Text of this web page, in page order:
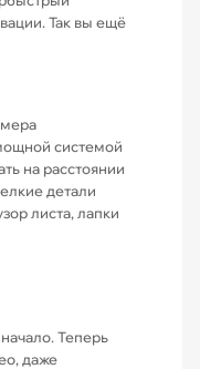
Так вы ещё
системой
на расстоянии
детали
листа, лапки
Теперь
даже